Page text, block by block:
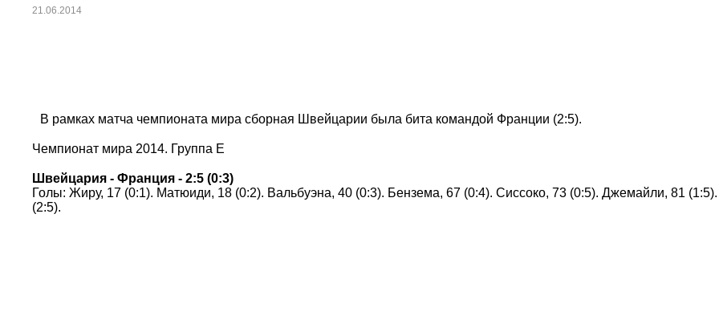
21.06.2014
В рамках матча чемпионата мира сборная Швейцарии была бита командой Франции (2:5).
Чемпионат мира 2014. Группа Е
Швейцария - Франция - 2:5 (0:3)
Голы: Жиру, 17 (0:1). Матюиди, 18 (0:2). Вальбуэна, 40 (0:3). Бензема, 67 (0:4). Сиссоко, 73 (0:5). Джемайли, 81
(2:5).